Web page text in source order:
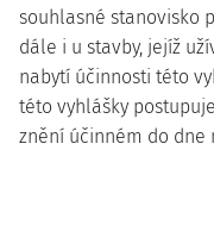
souhlasné stanovisko
dále i u stavby, jejíž
nabytí účinnosti této
této vyhlášky
znění účinném do dne